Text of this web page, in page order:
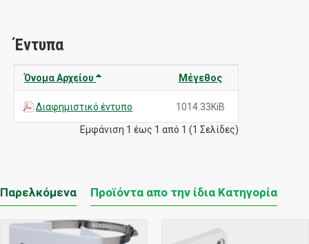
Έντυπα
Όνομα Αρχείου Μέγεθος
Διαφημιστικό έντυπο 1014.33KiB
Εμφάνιση 1 έως 1 από 1 (1 Σελίδες)
Παρελκόμενα Προϊόντα απο την ίδια Κατηγορία